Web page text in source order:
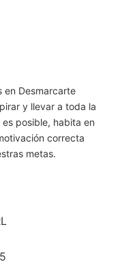
en Desmarcarte
y llevar a toda la
posible, habita en
correcta
metas.